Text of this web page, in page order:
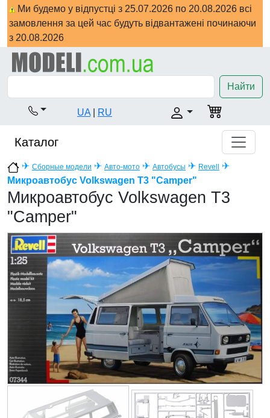
Ми будемо у відпустці з 25.07.2026 по 20.08.2026 всі
замовлення за цей час будуть відвантажені починаючи
з 20.08.2026
Найти
UA RU
Каталог
✈ Сборные модели ✈ Авто-мото ✈ Автобусы ✈ Revell
✈
Микроавтобус Volkswagen T3 "Camper"
Микроавтобус Volkswagen T3
"Camper"